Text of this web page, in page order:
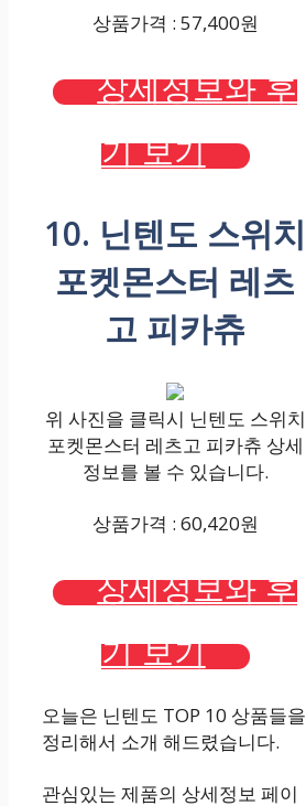
상품가격 : 57,400원
상세정보와 후
기 보기
10. 닌텐도 스위치
포켓몬스터 레츠
고 피카츄
위 사진을 클릭시 닌텐도 스위치
포켓몬스터 레츠고 피카츄 상세
정보를 볼 수 있습니다.
상품가격 : 60,420원
상세정보와 후
기 보기
오늘은 닌텐도 TOP 10 상품들을
정리해서 소개 해드렸습니다.
관심있는 제품의 상세정보 페이